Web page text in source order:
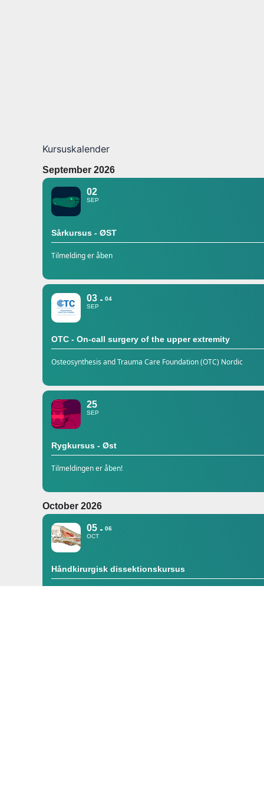
Kursuskalender
September 2026
02
SEP
Sårkursus - ØST
Tilmelding er åben
03
SEP
04
OTC - On-call surgery of the upper extremity
Osteosynthesis and Trauma Care Foundation (OTC) Nordic
25
SEP
Rygkursus - Øst
Tilmeldingen er åben!
October 2026
05
OCT
06
Håndkirurgisk dissektionskursus